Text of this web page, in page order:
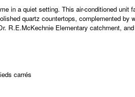
in a quiet setting. This air-conditioned
quartz countertops, complemented
R.E.McKechnie Elementary catchment,
carrés